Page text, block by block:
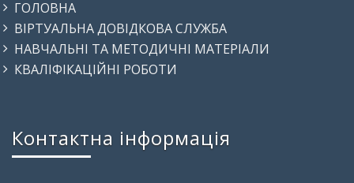
ГОЛОВНА
ВІРТУАЛЬНА ДОВІДКОВА СЛУЖБА
НАВЧАЛЬНІ ТА МЕТОДИЧНІ МАТЕРІАЛИ
КВАЛІФІКАЦІЙНІ РОБОТИ
Контактна інформація